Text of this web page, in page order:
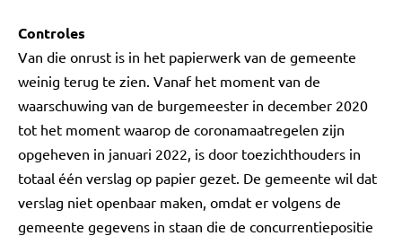
Controles
Van die onrust is in het papierwerk van de gemeente
weinig terug te zien. Vanaf het moment van de
waarschuwing van de burgemeester in december 2020
tot het moment waarop de coronamaatregelen zijn
opgeheven in januari 2022, is door toezichthouders in
totaal één verslag op papier gezet. De gemeente wil dat
verslag niet openbaar maken, omdat er volgens de
gemeente gegevens in staan die de concurrentiepositie